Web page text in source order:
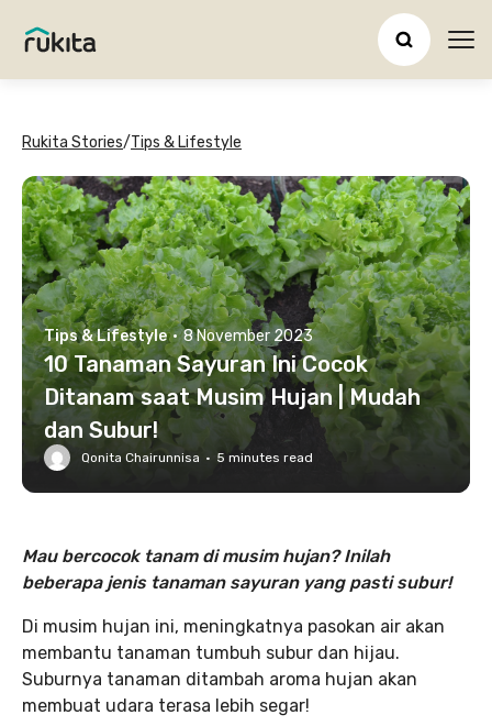
Rukita Stories/Tips & Lifestyle
Tips & Lifestyle · 8 November 2023
10 Tanaman Sayuran Ini Cocok
Ditanam saat Musim Hujan | Mudah
dan Subur!
Qonita Chairunnisa · 5 minutes read
Mau bercocok tanam di musim hujan? Inilah
beberapa jenis tanaman sayuran yang pasti subur!
Di musim hujan ini, meningkatnya pasokan air akan
membantu tanaman tumbuh subur dan hijau.
Suburnya tanaman ditambah aroma hujan akan
membuat udara terasa lebih segar!